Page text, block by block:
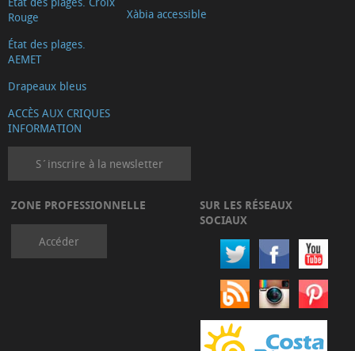
Rouge
État des plages.
AEMET
Drapeaux bleus
ACCÈS AUX CRIQUES
INFORMATION
Xàbia accessible
S´inscrire à la newsletter
ZONE PROFESSIONNELLE
Accéder
SUR LES RÉSEAUX
SOCIAUX